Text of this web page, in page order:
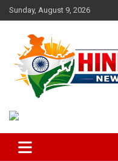
Skip
to
Sunday, August 9, 2026
Hindustan